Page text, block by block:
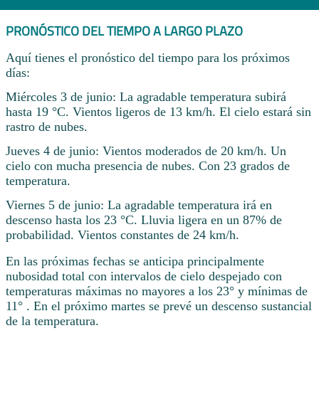
PRONÓSTICO DEL TIEMPO A LARGO PLAZO
Aquí tienes el pronóstico del tiempo para los próximos
días:
Miércoles 3 de junio: La agradable temperatura subirá
hasta 19 °C. Vientos ligeros de 13 km/h. El cielo estará sin
rastro de nubes.
Jueves 4 de junio: Vientos moderados de 20 km/h. Un
cielo con mucha presencia de nubes. Con 23 grados de
temperatura.
Viernes 5 de junio: La agradable temperatura irá en
descenso hasta los 23 °C. Lluvia ligera en un 87% de
probabilidad. Vientos constantes de 24 km/h.
En las próximas fechas se anticipa principalmente
nubosidad total con intervalos de cielo despejado con
temperaturas máximas no mayores a los 23° y mínimas de
11° . En el próximo martes se prevé un descenso sustancial
de la temperatura.